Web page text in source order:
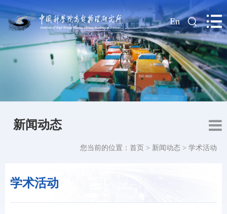
| En
新闻动态
学术活动
您当前的位置： 首页 > 新闻动态 > 学术活动